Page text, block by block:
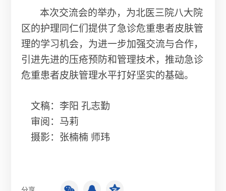
本次交流会的举办，为北医三院八大院
区的护理同仁们提供了急诊危重患者皮肤管
理的学习机会，为进一步加强交流与合作，
引进先进的压疮预防和管理技术，推动急诊
危重患者皮肤管理水平打好坚实的基础。
文稿：李阳 孔志勤
审阅：马莉
摄影：张楠楠 师玮